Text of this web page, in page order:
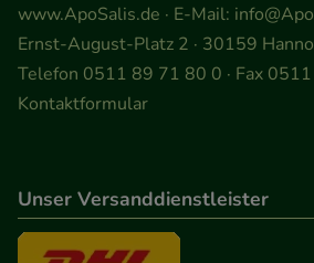
www.ApoSalis.de · E-Mail:
Ernst-August-Platz 2 · 30159
Telefon 0511 89 71 80 0 · Fax
Kontaktformular
Unser Versanddienstleister